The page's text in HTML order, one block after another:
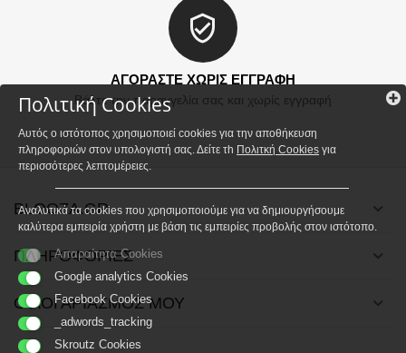
ΑΓΟΡΑΣΤΕ ΧΩΡΙΣ ΕΓΓΡΑΦΗ
Βάλτε την παραγγελία σας και χωρίς εγγραφή
BLOOZA.GR
ΠΛΗΡΟΦΟΡΙΕΣ
Ο ΛΟΓΑΡΙΑΣΜΟΣ ΜΟΥ
Πολιτική Cookies
Αυτός ο ιστότοπος χρησιμοποιεί cookies για την αποθήκευση
πληροφοριών στον υπολογιστή σας. Δείτε τh Πολιτκή Cookies για
περισσότερες λεπτομέρειες.
Αναλυτικά τα cookies που χρησιμοποιούμε για να δημιουργήσουμε
καλύτερα εμπειρία χρήστη με βάση τις εμπειρίες προβολής στον ιστότοπο.
Απαραίτητα Cookies
Google analytics Cookies
Facebook Cookies
_adwords_tracking
Skroutz Cookies